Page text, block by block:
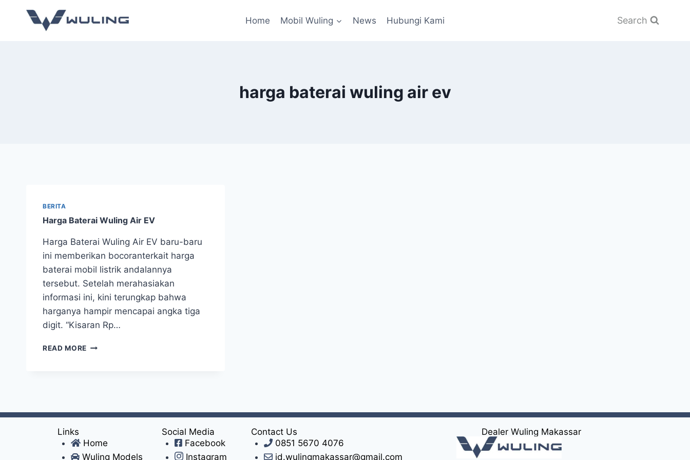
Home Mobil Wuling News Hubungi Kami Search
harga baterai wuling air ev
BERITA
Harga Baterai Wuling Air EV
Harga Baterai Wuling Air EV baru-baru
ini memberikan bocoranterkait harga
baterai mobil listrik andalannya
tersebut. Setelah merahasiakan
informasi ini, kini terungkap bahwa
harganya hampir mencapai angka tiga
digit. “Kisaran Rp…
READ MORE
Links
Home
Wuling Models
Social Media
Facebook
Instagram
Contact Us
0851 5670 4076
id.wulingmakassar@gmail.com
Dealer Wuling Makassar